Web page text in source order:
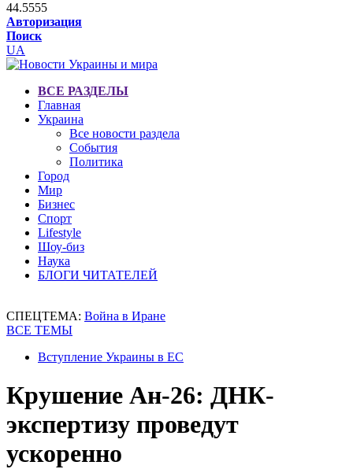
44.5555
Авторизация
Поиск
UA
ВСЕ РАЗДЕЛЫ
Главная
Украина
Все новости раздела
События
Политика
Город
Мир
Бизнес
Спорт
Lifestyle
Шоу-биз
Наука
БЛОГИ ЧИТАТЕЛЕЙ
СПЕЦТЕМА: Война в Иране
ВСЕ ТЕМЫ
Вступление Украины в ЕС
Крушение Ан-26: ДНК-
экспертизу проведут
ускоренно